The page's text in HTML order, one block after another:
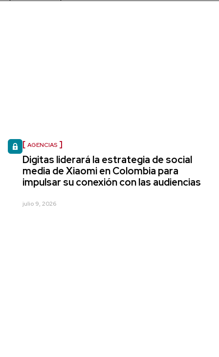
AGENCIAS
Digitas liderará la estrategia de social
media de Xiaomi en Colombia para
impulsar su conexión con las audiencias
julio 9, 2026